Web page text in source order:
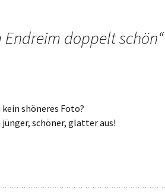
doppelt schön“
shöneres Foto?
schöner, glatter aus!